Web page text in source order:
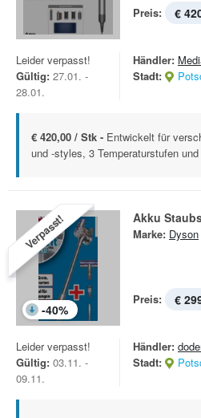
Preis: €
Leider verpasst!
Gültig: 27.01. -
28.01.
Händler:
Stadt:
€ 420,00 / Stk - Entwickelt für
und -styles, 3 Temperaturstufen
Verpasst!
-40%
Akku
Marke: Dyson
Preis: €
Leider verpasst!
Gültig: 03.11. -
09.11.
Händler:
Stadt: